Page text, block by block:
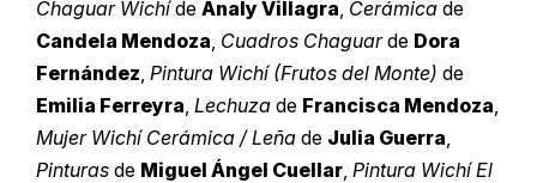
Chaguar Wichíde Analy Villagra Cerámica de
Candela Mendoza Cuadros Chaguarde Dora
Fernández Pintura Wichí (Frutos del Monte) de
Emilia Ferreyra Lechuza de Francisca Mendoza
Mujer Wichí Cerámica / Leña de Julia Guerra
Pinturas de Miguel Ángel Cuellar Pintura Wichí El